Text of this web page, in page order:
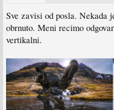
Sve zavisi od posla. Nekada
obrnuto. Meni recimo
vertikalni.